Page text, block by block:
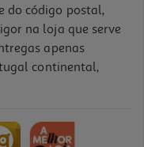
do código postal,
na loja que serve
apenas
continental,